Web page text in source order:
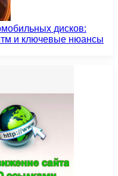
дисков:
и ключевые нюансы